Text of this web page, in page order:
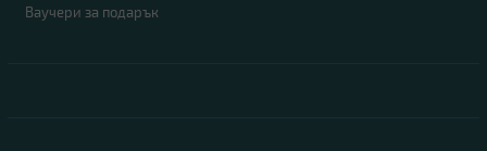
Ваучери за подарък